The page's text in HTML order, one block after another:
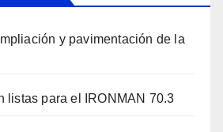
y pavimentación de la
listas para el IRONMAN 70.3